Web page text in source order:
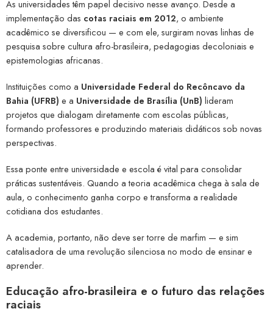
As universidades têm papel decisivo nesse avanço. Desde a
implementação das cotas raciais em 2012, o ambiente
acadêmico se diversificou — e com ele, surgiram novas linhas de
pesquisa sobre cultura afro-brasileira, pedagogias decoloniais e
epistemologias africanas.
Instituições como a Universidade Federal do Recôncavo da
Bahia (UFRB) e a Universidade de Brasília (UnB) lideram
projetos que dialogam diretamente com escolas públicas,
formando professores e produzindo materiais didáticos sob novas
perspectivas.
Essa ponte entre universidade e escola é vital para consolidar
práticas sustentáveis. Quando a teoria acadêmica chega à sala de
aula, o conhecimento ganha corpo e transforma a realidade
cotidiana dos estudantes.
A academia, portanto, não deve ser torre de marfim — e sim
catalisadora de uma revolução silenciosa no modo de ensinar e
aprender.
Educação afro-brasileira e o futuro das relações
raciais